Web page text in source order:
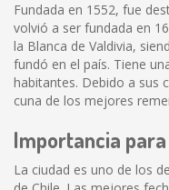
Fundada en 1552, fue
volvió a ser fundada en
la Blanca de Valdivia,
fundó en el país. Tiene
habitantes. Debido a sus
cuna de los mejores
Importancia
La ciudad es uno de los